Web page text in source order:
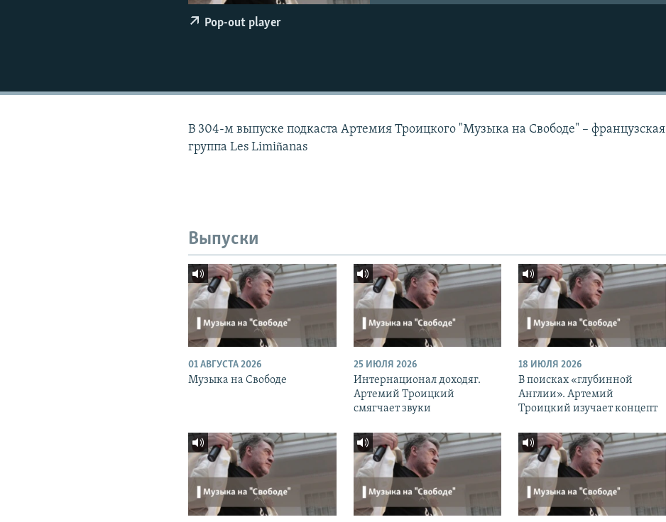
Pop-out player
В 304-м выпуске подкаста Артемия Троицкого "Музыка на Свободе" – французская
группа Les Limiñanas
Выпуски
01 АВГУСТА 2026
Музыка на Свободе
25 ИЮЛЯ 2026
Интернационал доходяг.
Артемий Троицкий
смягчает звуки
18 ИЮЛЯ 2026
В поисках «глубинной
Англии». Артемий
Троицкий изучает концепт